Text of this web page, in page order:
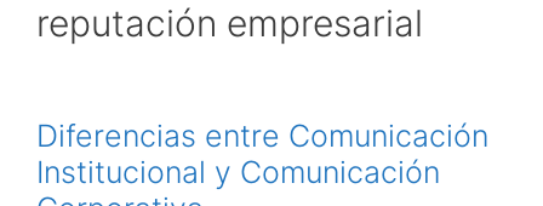
reputación empresarial
Diferencias entre Comunicación
Institucional y Comunicación